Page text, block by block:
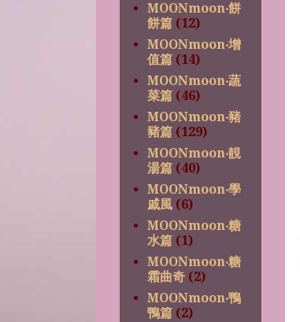
MOONmoon‧餅
餅篇 (12)
MOONmoon‧增
值篇 (14)
MOONmoon‧蔬
菜篇 (46)
MOONmoon‧豬
豬篇 (129)
MOONmoon‧靚
湯篇 (40)
MOONmoon‧學
戚風 (6)
MOONmoon‧糖
水篇 (1)
MOONmoon‧糖
霜曲奇 (2)
MOONmoon‧鴨
鴨篇 (2)